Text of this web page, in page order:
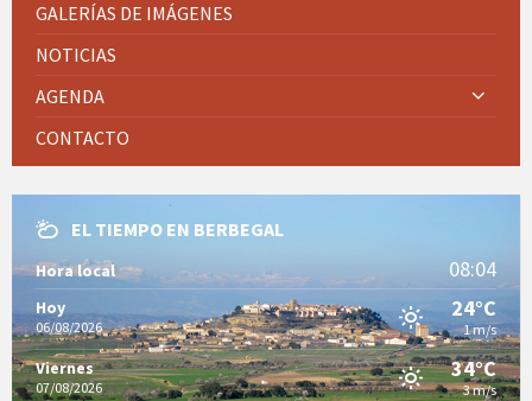
GALERÍAS DE IMÁGENES
NOTICIAS
AGENDA
CONTACTO
EL TIEMPO EN BERBEGAL
Hora local 08:04
Hoy
06/08/2026
24°C
1 m/s
Viernes
07/08/2026
34°C
3 m/s